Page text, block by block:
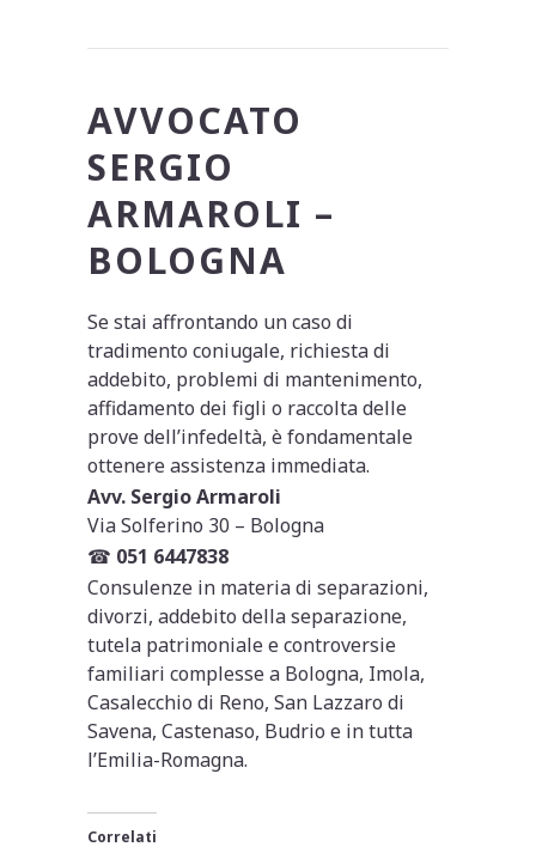
AVVOCATO
SERGIO
ARMAROLI –
BOLOGNA
Se stai affrontando un caso di
tradimento coniugale, richiesta di
addebito, problemi di mantenimento,
affidamento dei figli o raccolta delle
prove dell’infedeltà, è fondamentale
ottenere assistenza immediata.
Avv. Sergio Armaroli
Via Solferino 30 – Bologna
☎ 051 6447838
Consulenze in materia di separazioni,
divorzi, addebito della separazione,
tutela patrimoniale e controversie
familiari complesse a Bologna, Imola,
Casalecchio di Reno, San Lazzaro di
Savena, Castenaso, Budrio e in tutta
l’Emilia-Romagna.
Correlati